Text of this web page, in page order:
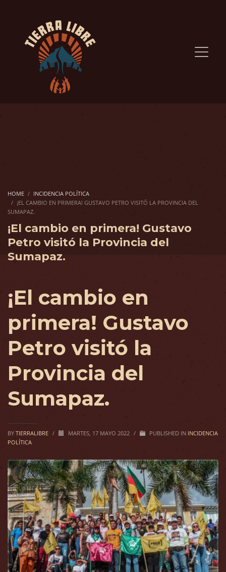
HOME
INCIDENCIA POLÍTICA
¡EL CAMBIO EN PRIMERA! GUSTAVO PETRO VISITÓ LA PROVINCIA DEL
SUMAPAZ.
¡El cambio en primera! Gustavo
Petro visitó la Provincia del
Sumapaz.
¡El cambio en
primera! Gustavo
Petro visitó la
Provincia del
Sumapaz.
BY TIERRALIBRE / MARTES, 17 MAYO 2022 / PUBLISHED IN INCIDENCIA
POLÍTICA